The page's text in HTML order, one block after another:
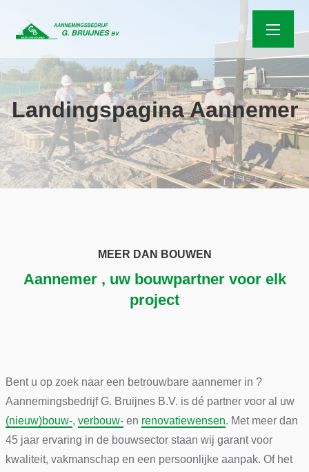
Landingspagina Aannemer
MEER DAN BOUWEN
Aannemer , uw bouwpartner voor elk
project
Bent u op zoek naar een betrouwbare aannemer in ?
Aannemingsbedrijf G. Bruijnes B.V. is dé partner voor al uw
(nieuw)bouw-, verbouw-en renovatiewensen. Met meer dan
45 jaar ervaring in de bouwsector staan wij garant voor
kwaliteit, vakmanschap en een persoonlijke aanpak. Of het